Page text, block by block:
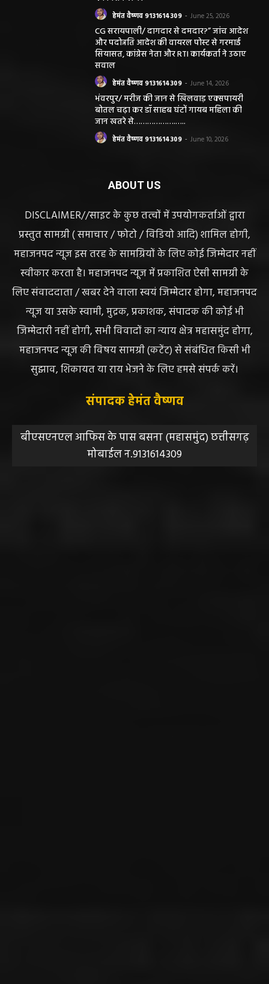
हेमंत वैष्णव 9131614309 - June 25, 2026
CG सरायपाली/ दागदार से दमदार?” जांच आदेश
और पदोन्नति आदेश की वायरल पोस्ट से गरमाई
सियासत, कांग्रेस नेता और RTI कार्यकर्ता ने उठाए
सवाल
हेमंत वैष्णव 9131614309 - June 14, 2026
भंवरपुर/ मरीज की जान से खिलवाड़ एक्सपायरी
बोतल चढ़ा कर डॉ साहब घंटों गायब महिला की
जान खतरे से……………….…..
हेमंत वैष्णव 9131614309 - June 10, 2026
ABOUT US
DISCLAIMER//साइट के कुछ तत्वों में उपयोगकर्ताओं द्वारा
प्रस्तुत सामग्री ( समाचार / फोटो / विडियो आदि) शामिल होगी,
महाजनपद न्यूज इस तरह के सामग्रियों के लिए कोई जिम्मेदार नहीं
स्वीकार करता है। महाजनपद न्यूज में प्रकाशित ऐसी सामग्री के
लिए संवाददाता / खबर देने वाला स्वयं जिम्मेदार होगा, महाजनपद
न्यूज या उसके स्वामी, मुद्रक, प्रकाशक, संपादक की कोई भी
जिम्मेदारी नहीं होगी, सभी विवादों का न्याय क्षेत्र महासमुंद होगा,
महाजनपद न्यूज की विषय सामग्री (कटेंट) से संबंधित किसी भी
सुझाव, शिकायत या राय भेजने के लिए हमसे संपर्क करें।
संपादक हेमंत वैष्णव
बीएसएनएल आफिस के पास बसना (महासमुंद) छत्तीसगढ़
मोबाईल न.9131614309